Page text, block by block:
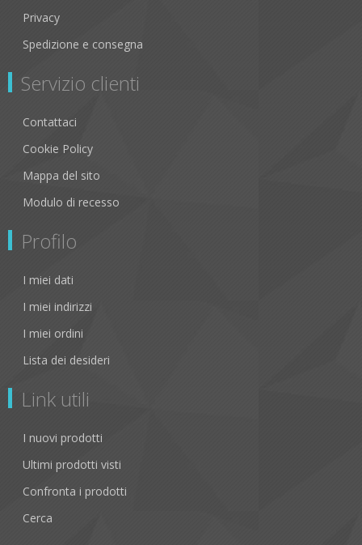
Privacy
Spedizione e consegna
Servizio clienti
Contattaci
Cookie Policy
Mappa del sito
Modulo di recesso
Profilo
I miei dati
I miei indirizzi
I miei ordini
Lista dei desideri
Link utili
I nuovi prodotti
Ultimi prodotti visti
Confronta i prodotti
Cerca